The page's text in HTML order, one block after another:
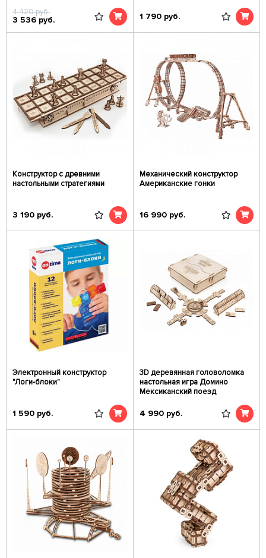
4 420руб.
3 536 руб. 1 790 руб.
Конструктор с древними
настольными стратегиями
3 190 руб.
Механический конструктор
Американские гонки
16 990 руб.
Электронный конструктор
"Логи-блоки"
1 590 руб.
3D деревянная головоломка
настольная игра Домино
Мексиканский поезд
4 990 руб.